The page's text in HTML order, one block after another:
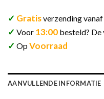
✓ Gratisverzending
✓ Voor 13:00 besteld? De
✓ OpVoorraad
AANVULLENDE INFORMATIE